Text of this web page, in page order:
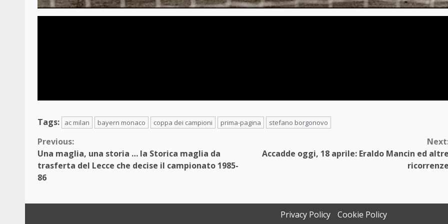
Tags: ac milan bayern monaco coppa dei campioni prima-pagina stefano borgonovo
Continue
Reading
Previous:
Una maglia, una storia … la Storica maglia da
trasferta del Lecce che decise il campionato 1985-
86
Accadde oggi, 18 aprile: Eraldo Mancin ed altre
ricorrenze
Privacy Policy Cookie Policy